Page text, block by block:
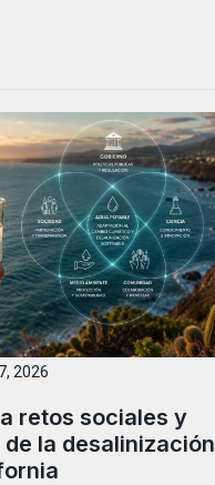
2026
retos sociales y
la desalinización